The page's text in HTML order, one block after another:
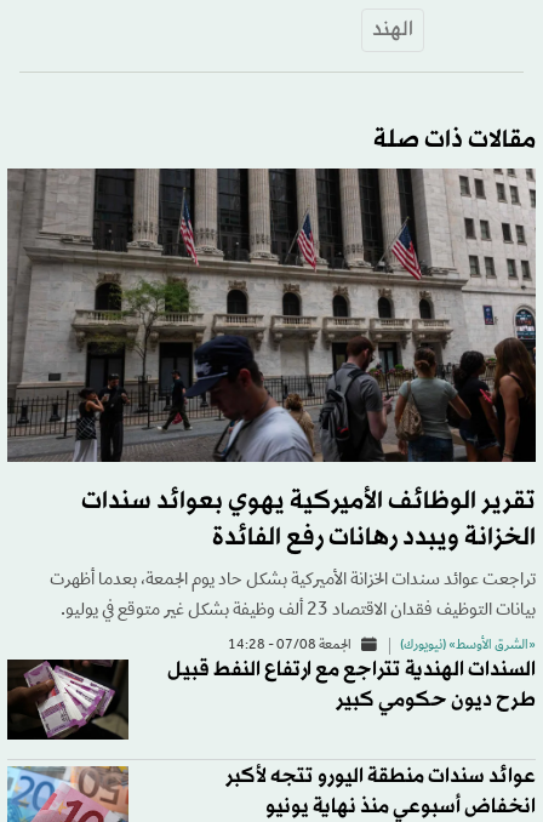
الهند
مقالات ذات صلة
تقرير الوظائف الأميركية يهوي بعوائد سندات
الخزانة ويبدد رهانات رفع الفائدة
تراجعت عوائد سندات الخزانة الأميركية بشكل حاد يوم الجمعة، بعدما أظهرت
بيانات التوظيف فقدان الاقتصاد 23 ألف وظيفة بشكل غير متوقع في يوليو.
«الشرق الأوسط» (نيويورك) الجمعة 07/08 - 14:28
السندات الهندية تتراجع مع ارتفاع النفط قبيل
طرح ديون حكومي كبير
عوائد سندات منطقة اليورو تتجه لأكبر
انخفاض أسبوعي منذ نهاية يونيو